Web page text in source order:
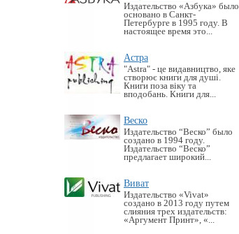
Издательство «Азбука» было
основано в Санкт-
Петербурге в 1995 году. В
настоящее время это...
Астра
"Astra" - це видавництво, яке
створює книги для душі.
Книги поза віку та
вподобань. Книги для...
Веско
Издательство “Веско” было
создано в 1994 году.
Издательство “Веско”
предлагает широкий...
Виват
Издательство «Vivat»
создано в 2013 году путем
слияния трех издательств:
«Аргумент Принт», «...